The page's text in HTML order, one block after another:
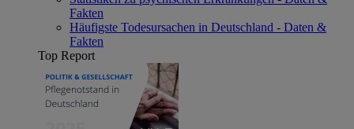
Fakten
Häufigste Todesursachen in Deutschland - Daten &
Fakten
Top Report